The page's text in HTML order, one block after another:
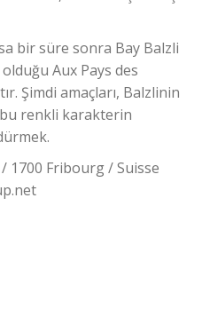
bir süre sonra Bay Balzli
Aux Pays des
Şimdi amaçları, Balzlinin
bu renkli karakterin
1700 Fribourg / Suisse